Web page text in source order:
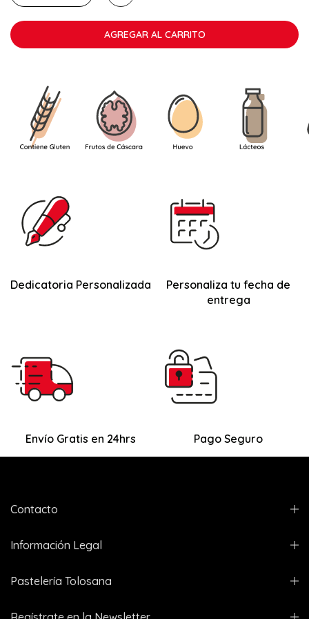
debido a que el producto necesita conservarse en ambiente
fresco, esta especialidad se enviará con unservicio de
transporte refrigerado.Este servicio tiene un
de solo 3,00 € para la totalidad del pedido.
AGREGAR AL CARRITO
Dedicatoria Personalizada
Personaliza tu fecha de
entrega
Envío Gratis en 24hrs Pago Seguro
Contacto
Información Legal
Pastelería Tolosana